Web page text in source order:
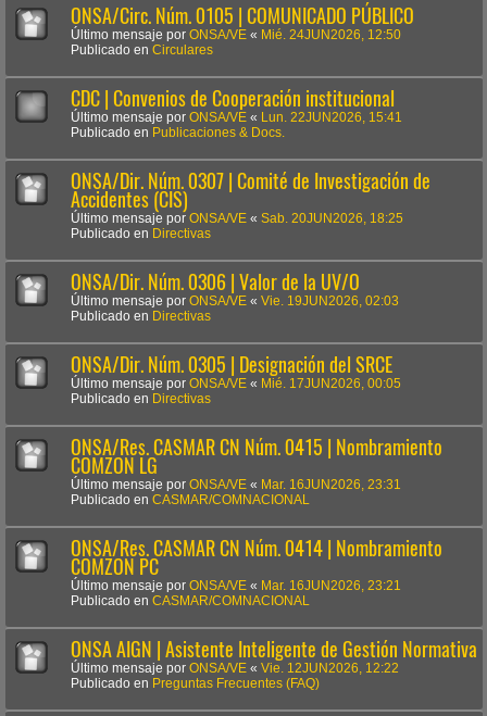
ONSA/Circ. Núm. 0105 | COMUNICADO PÚBLICO
Último mensaje por ONSA/VE « Mié. 24JUN2026, 12:50
Publicado en Circulares
CDC | Convenios de Cooperación institucional
Último mensaje por ONSA/VE «
Lun. 22JUN2026, 15:41
Publicado en Publicaciones & Docs.
ONSA/Dir. Núm. 0307 | Comité de Investigación de
Accidentes (CIS)
Último mensaje por ONSA/VE « Sab. 20JUN2026, 18:25
Publicado en Directivas
ONSA/Dir. Núm. 0306 | Valor de la UV/O
Último mensaje por ONSA/VE « Vie. 19JUN2026, 02:03
Publicado en Directivas
ONSA/Dir. Núm. 0305 | Designación del SRCE
Último mensaje por ONSA/VE « Mié. 17JUN2026, 00:05
Publicado en Directivas
ONSA/Res. CASMAR CN Núm. 0415 | Nombramiento
COMZON LG
Último mensaje por ONSA/VE « Mar. 16JUN2026, 23:31
Publicado en CASMAR/COMNACIONAL
ONSA/Res. CASMAR CN Núm. 0414 | Nombramiento
COMZON PC
Último mensaje por ONSA/VE « Mar. 16JUN2026, 23:21
Publicado en CASMAR/COMNACIONAL
ONSA AIGN | Asistente Inteligente de Gestión Normativa
Último mensaje por ONSA/VE « Vie. 12JUN2026, 12:22
Publicado en Preguntas Frecuentes (FAQ)